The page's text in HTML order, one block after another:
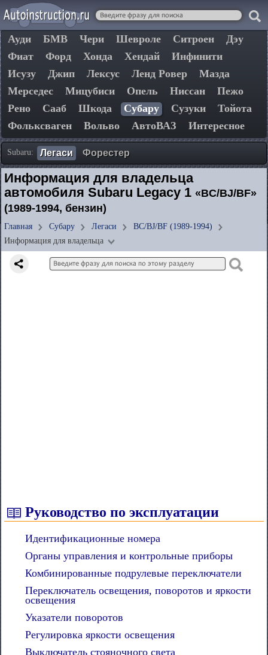
Ауди БМВ Чери Шевроле Ситроен
Дэу
Фиат
Форд Хонда Хендай
Инфинити
Исузу
Джип Лексус Ленд Ровер
Мазда
Мерседес
Мицубиси Опель Ниссан
Пежо
Рено
Сааб Шкода Субару Сузуки
Тойота
Фольксваген
Вольво АвтоВАЗ Интересное
Subaru: Легаси Форестер
Информация для владельца
автомобиля Subaru Legacy 1 «BC/BJ/BF»
(1989-1994, бензин)
Главная Субару Легаси
BC/BJ/BF (1989-1994)
Информация для владельца
Руководство по эксплуатации
Идентификационные номера
Органы управления и контрольные приборы
Комбинированные подрулевые переключатели
Переключатель освещения, поворотов и яркости
освещения
Указатели поворотов
Регулировка яркости освещения
Выключатель стояночного света